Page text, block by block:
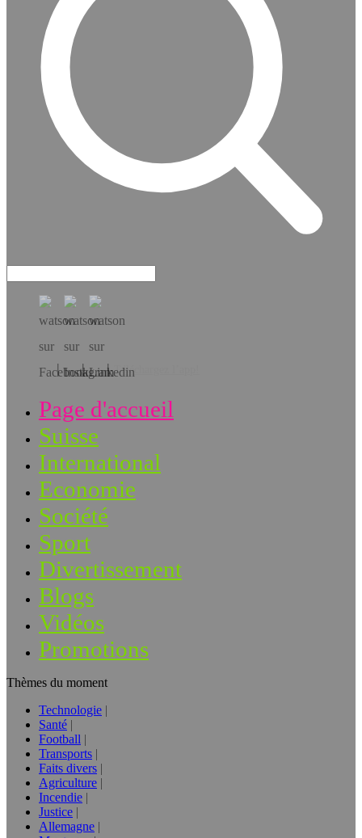
Téléchargez l’app!
Page d'accueil
Suisse
International
Economie
Société
Sport
Divertissement
Blogs
Vidéos
Promotions
Thèmes du moment
Technologie
Santé
Football
Transports
Faits divers
Agriculture
Incendie
Justice
Allemagne